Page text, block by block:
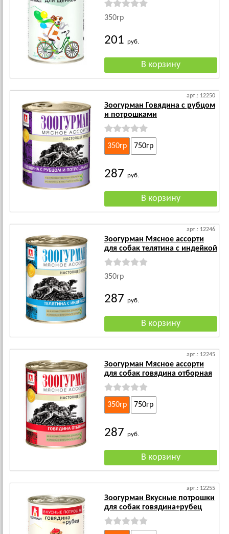
350гр
201 руб.
арт.: 12250
Зоогурман Говядина с рубцом
и потрошками
350гр 750гр
287 руб.
арт.: 12246
Зоогурман Мясное ассорти
для собак телятина с индейкой
350гр
287 руб.
арт.: 12245
Зоогурман Мясное ассорти
для собак говядина отборная
350гр 750гр
287 руб.
арт.: 12255
Зоогурман Вкусные потрошки
для собак говядина+рубец